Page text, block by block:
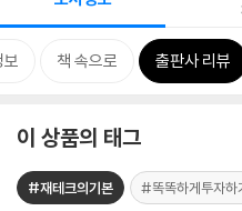
보 책 속으로 출판사 리뷰
이 상품의 태그
#재테크의기본 #똑똑하게투자하